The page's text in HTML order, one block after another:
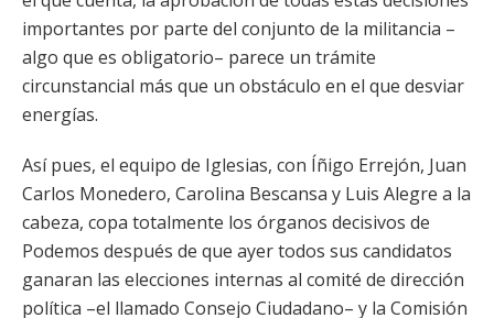
importantes por parte del conjunto de la militancia –
algo que es obligatorio– parece un trámite
circunstancial más que un obstáculo en el que desviar
energías.
Así pues, el equipo de Iglesias, con Íñigo Errejón, Juan
Carlos Monedero, Carolina Bescansa y Luis Alegre a la
cabeza, copa totalmente los órganos decisivos de
Podemos después de que ayer todos sus candidatos
ganaran las elecciones internas al comité de dirección
política –el llamado Consejo Ciudadano– y la Comisión